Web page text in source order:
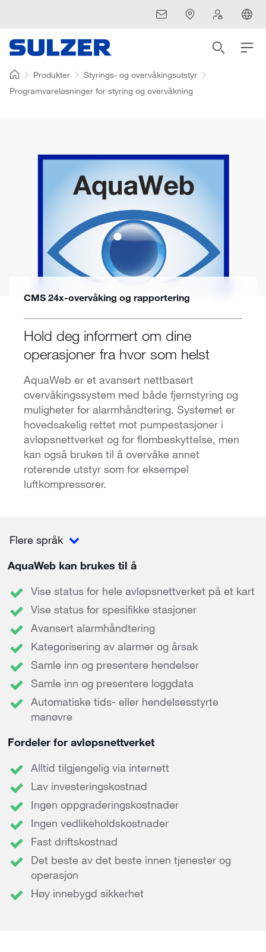
Produkter
Styrings- og overvåkingsutstyr
Programvareløsninger for styring og overvåkning
CMS 24x-overvåking og rapportering
Hold deg informert om dine
operasjoner fra hvor som helst
AquaWeb er et avansert nettbasert
overvåkingssystem med både fjernstyring og
muligheter for alarmhåndtering. Systemet er
hovedsakelig rettet mot pumpestasjoner i
avløpsnettverket og for flombeskyttelse, men
kan også brukes til å overvåke annet
roterende utstyr som for eksempel
luftkompressorer.
Flere språk
AquaWeb kan brukes til å
Vise status for hele avløpsnettverket på et kart
Vise status for spesifikke stasjoner
Avansert alarmhåndtering
Kategorisering av alarmer og årsak
Samle inn og presentere hendelser
Samle inn og presentere loggdata
Automatiske tids- eller hendelsesstyrte
manøvre
Fordeler for avløpsnettverket
Alltid tilgjengelig via internett
Lav investeringskostnad
Ingen oppgraderingskostnader
Ingen vedlikeholdskostnader
Fast driftskostnad
Det beste av det beste innen tjenester og
operasjon
Høy innebygd sikkerhet